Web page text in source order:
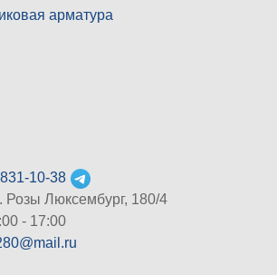
арматура
10-38
Розы Люксембург, 180/4
- 17:00